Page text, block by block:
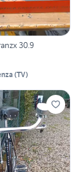
30.9
(TV)